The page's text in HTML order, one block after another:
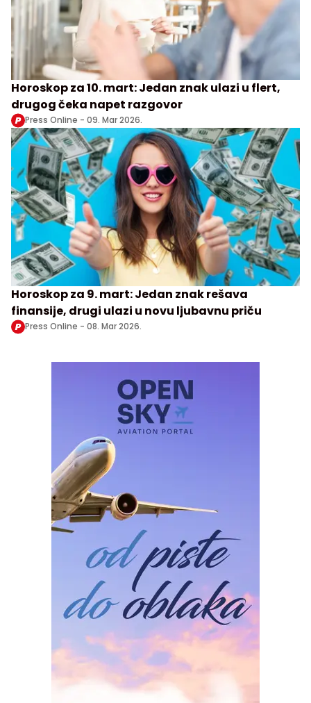
Horoskop za 10. mart: Jedan znak ulazi u flert,
drugog čeka napet razgovor
Press Online - 09. Mar 2026.
Horoskop za 9. mart: Jedan znak rešava
finansije, drugi ulazi u novu ljubavnu priču
Press Online - 08. Mar 2026.